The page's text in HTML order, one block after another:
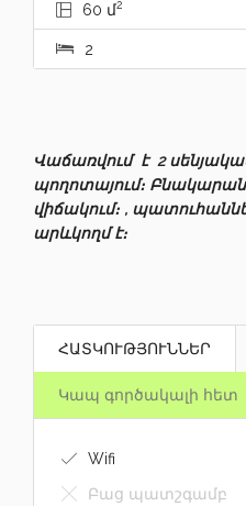
60 մ2
2
Վաճառվում է 2
պողոտայում։
վիճակում։ ,
արևկողմ է։
ՀԱՏԿՈՒԹՅՈՒՆՆԵՐ
Կապ գործակալի հետ
Wifi
Բաց պատշգամբ